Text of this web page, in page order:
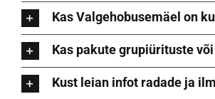
Kas Valgehobusemäel on
Kas pakute grupiürituste
Kust leian infot radade ja